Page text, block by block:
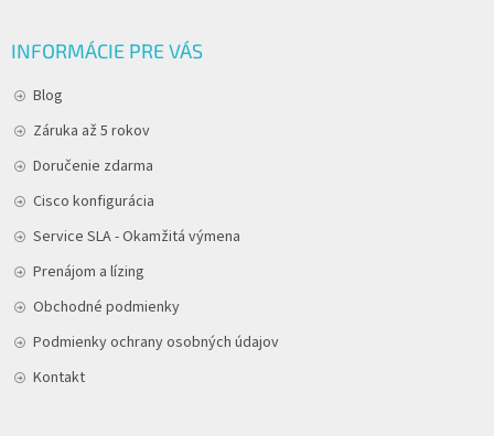
INFORMÁCIE PRE VÁS
Blog
Záruka až 5 rokov
Doručenie zdarma
Cisco konfigurácia
Service SLA - Okamžitá výmena
Prenájom a lízing
Obchodné podmienky
Podmienky ochrany osobných údajov
Kontakt